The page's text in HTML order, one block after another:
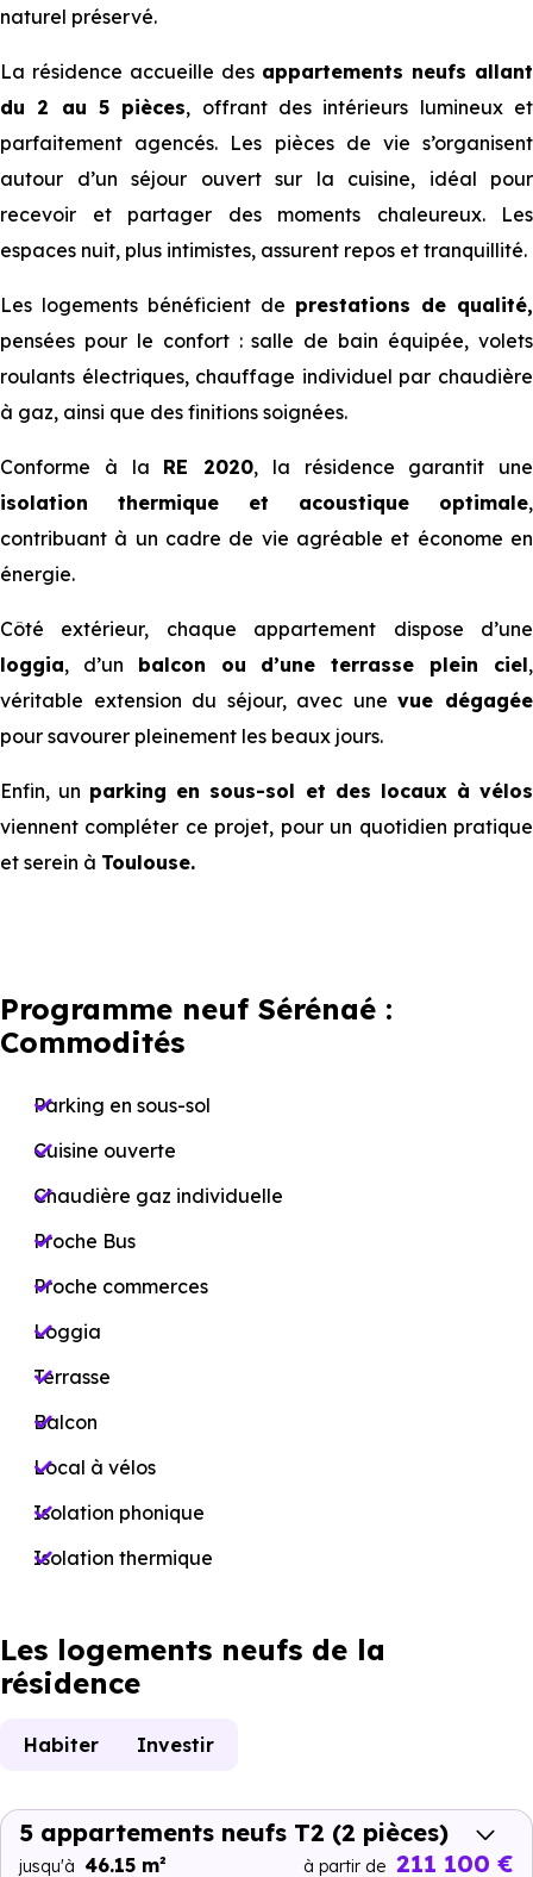
naturel préservé.
La résidence accueille des appartements neufs allant
du 2 au 5 pièces, offrant des intérieurs lumineux et
parfaitement agencés. Les pièces de vie s’organisent
autour d’un séjour ouvert sur la cuisine, idéal pour
recevoir et partager des moments chaleureux. Les
espaces nuit, plus intimistes, assurent repos et tranquillité.
Les logements bénéficient de prestations de qualité,
pensées pour le confort : salle de bain équipée, volets
roulants électriques, chauffage individuel par chaudière
à gaz, ainsi que des finitions soignées.
Conforme à la RE 2020, la résidence garantit une
isolation thermique et acoustique optimale,
contribuant à un cadre de vie agréable et économe en
énergie.
Côté extérieur, chaque appartement dispose d’une
loggia, d’un balcon ou d’une terrasse plein ciel,
véritable extension du séjour, avec unevue dégagée
pour savourer pleinement les beaux jours.
Enfin, un parking en sous-sol et des locaux à vélos
viennent compléter ce projet, pour un quotidien pratique
et serein à Toulouse.
Programme neuf Sérénaé :
Commodités
Parking en sous-sol
Cuisine ouverte
Chaudière gaz individuelle
Proche Bus
Proche commerces
Loggia
Terrasse
Balcon
Local à vélos
Isolation phonique
Isolation thermique
Les logements neufs de la
résidence
Habiter Investir
5 appartements neufs T2 (2 pièces)
jusqu'à 46.15 m² à partir de 211 100 €